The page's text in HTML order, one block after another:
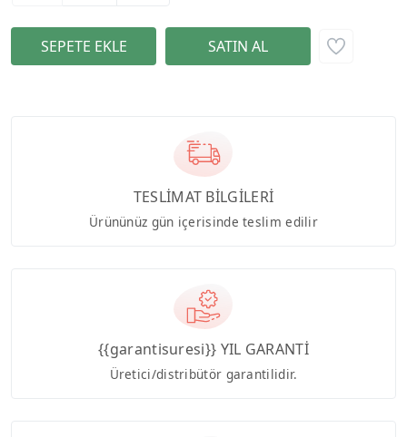
TESLİMAT BİLGİLERİ
Ürününüz gün içerisinde teslim edilir
{{garantisuresi}} YIL GARANTİ
Üretici/distribütör garantilidir.